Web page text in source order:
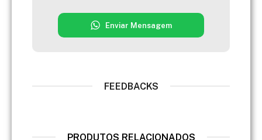
Enviar Mensagem
FEEDBACKS
PRODUTOS RELACIONADOS